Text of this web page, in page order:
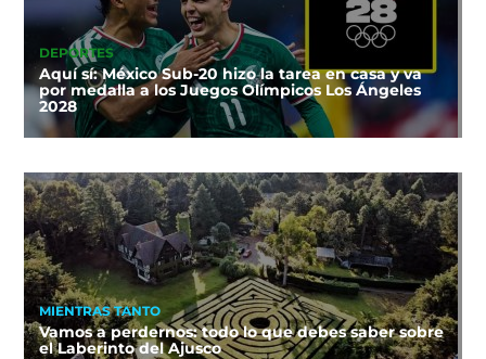
DEPORTES
Aquí sí: México Sub-20 hizo la tarea en casa y va
por medalla a los Juegos Olímpicos Los Ángeles
2028
MIENTRAS TANTO
Vamos a perdernos: todo lo que debes saber sobre
el Laberinto del Ajusco